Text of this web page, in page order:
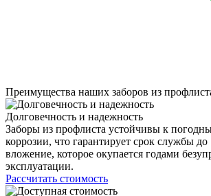
Преимущества наших заборов из
Долговечность и надежность
Заборы из профлиста устойчивы к
коррозии, что гарантирует срок службы до
вложение, которое окупается годами
эксплуатации.
Рассчитать стоимость